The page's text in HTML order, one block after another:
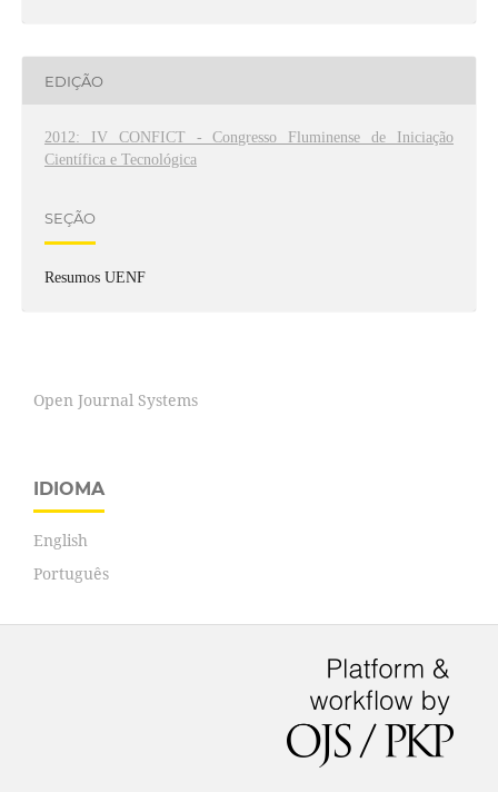
EDIÇÃO
2012: IV CONFICT - Congresso Fluminense de Iniciação
Científica e Tecnológica
SEÇÃO
Resumos UENF
Open Journal Systems
IDIOMA
English
Português